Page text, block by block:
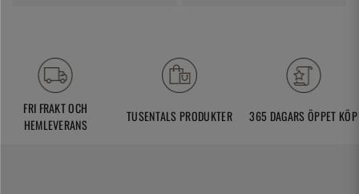
FRI FRAKT OCH
HEMLEVERANS
TUSENTALS PRODUKTER 365 DAGARS ÖPPET KÖP